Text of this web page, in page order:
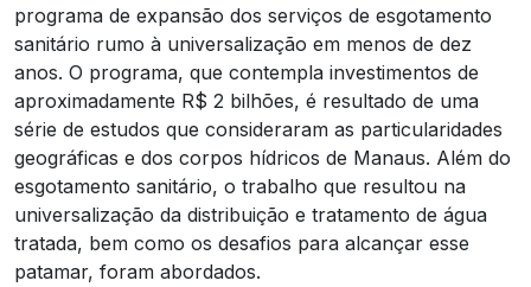
programa de expansão dos serviços de esgotamento
sanitário rumo à universalização em menos de dez
anos. O programa, que contempla investimentos de
aproximadamente R$ 2 bilhões, é resultado de uma
série de estudos que consideraram as particularidades
geográficas e dos corpos hídricos de Manaus. Além do
esgotamento sanitário, o trabalho que resultou na
universalização da distribuição e tratamento de água
tratada, bem como os desafios para alcançar esse
patamar, foram abordados.